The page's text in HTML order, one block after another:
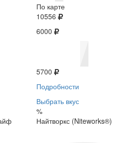
По карте
10556
6000
5700
Подробности
Выбрать вкус
%
Найтворкс (Niteworks®)